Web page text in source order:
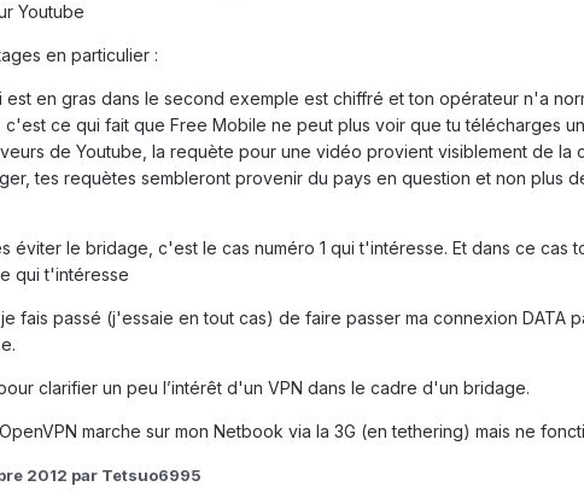
Youtube
en particulier :
est en gras dans le second exemple est chiffré et ton opérateur n'a
ce qui fait que Free Mobile ne peut plus voir que tu télécharges
de Youtube, la requète pour une vidéo provient visiblement de
tes requètes sembleront provenir du pays en question et non plus
éviter le bridage, c'est le cas numéro 1 qui t'intéresse. Et dans ce
qui t'intéresse
fais passé (j'essaie en tout cas) de faire passer ma connexion DATA
clarifier un peu l’intérêt d'un VPN dans le cadre d'un bridage.
marche sur mon Netbook via la 3G (en tethering) mais ne
2012 par Tetsuo6995